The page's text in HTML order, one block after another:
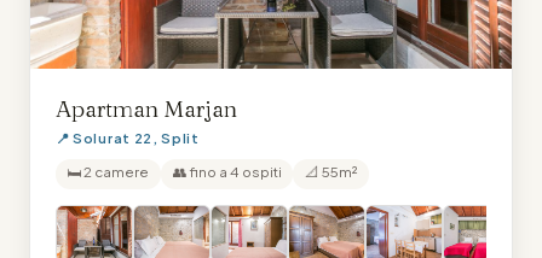
Apartman Marjan
📍 Solurat 22, Split
🛏 2 camere 👥 fino a 4 ospiti 📐 55m²